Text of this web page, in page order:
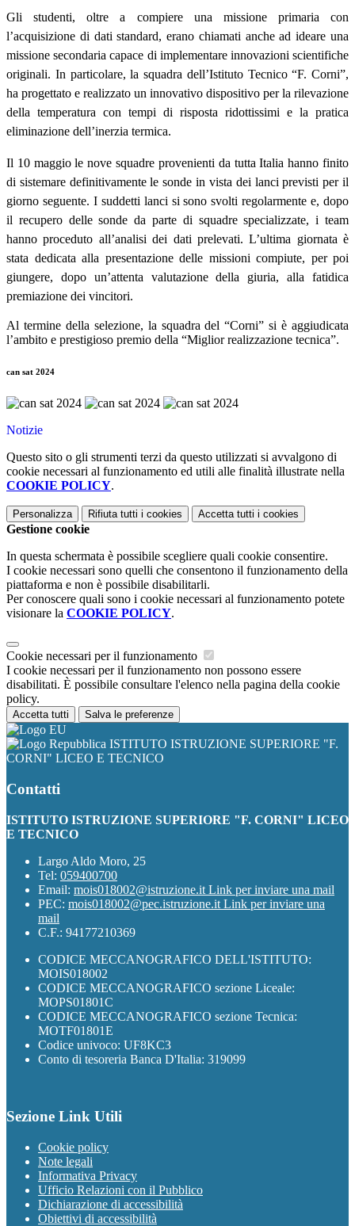
Gli studenti, oltre a compiere una missione primaria con
l’acquisizione di dati standard, erano chiamati anche ad ideare una
missione secondaria capace di implementare innovazioni scientifiche
originali. In particolare, la squadra dell’Istituto Tecnico “F. Corni”,
ha progettato e realizzato un innovativo dispositivo per la rilevazione
della temperatura con tempi di risposta ridottissimi e la pratica
eliminazione dell’inerzia termica.
Il 10 maggio le nove squadre provenienti da tutta Italia hanno finito
di sistemare definitivamente le sonde in vista dei lanci previsti per il
giorno seguente. I suddetti lanci si sono svolti regolarmente e, dopo
il recupero delle sonde da parte di squadre specializzate, i team
hanno proceduto all’analisi dei dati prelevati. L’ultima giornata è
stata dedicata alla presentazione delle missioni compiute, per poi
giungere, dopo un’attenta valutazione della giuria, alla fatidica
premiazione dei vincitori.
Al termine della selezione, la squadra del “Corni” si è aggiudicata
l’ambito e prestigioso premio della “Miglior realizzazione tecnica”.
can sat 2024
Notizie
Questo sito o gli strumenti terzi da questo utilizzati si avvalgono di
cookie necessari al funzionamento ed utili alle finalità illustrate nella
COOKIE POLICY.
Personalizza Rifiuta tutti i cookies Accetta tutti i cookies
Gestione cookie
In questa schermata è possibile scegliere quali cookie consentire.
I cookie necessari sono quelli che consentono il funzionamento della
piattaforma e non è possibile disabilitarli.
Per conoscere quali sono i cookie necessari al funzionamento potete
visionare la COOKIE POLICY.
Cookie necessari per il funzionamento
I cookie necessari per il funzionamento non possono essere
disabilitati. È possibile consultare l'elenco nella pagina della cookie
policy.
Accetta tutti Salva le preferenze
ISTITUTO ISTRUZIONE SUPERIORE "F.
CORNI" LICEO E TECNICO
Contatti
ISTITUTO ISTRUZIONE SUPERIORE "F. CORNI" LICEO
E TECNICO
Largo Aldo Moro, 25
Tel: 059400700
Email: mois018002@istruzione.it Link per inviare una mail
PEC: mois018002@pec.istruzione.it Link per inviare una
mail
C.F.: 94177210369
CODICE MECCANOGRAFICO DELL'ISTITUTO:
MOIS018002
CODICE MECCANOGRAFICO sezione Liceale:
MOPS01801C
CODICE MECCANOGRAFICO sezione Tecnica:
MOTF01801E
Codice univoco: UF8KC3
Conto di tesoreria Banca D'Italia: 319099
Sezione Link Utili
Cookie policy
Note legali
Informativa Privacy
Ufficio Relazioni con il Pubblico
Dichiarazione di accessibilità
Obiettivi di accessibilità